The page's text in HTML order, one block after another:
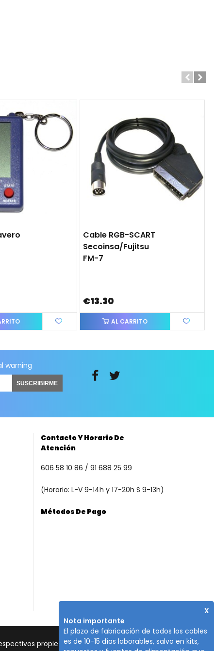
Cable RGB-SCART
Secoinsa/Fujitsu
FM-7
€13.30
AL CARRITO
warning
SUSCRIBIRME
Contacto Y Horario De
Atención
606 58 10 86 / 91 688 25 99
(Horario: L-V 9-14h y 17-20h S 9-13h)
Métodos De Pago
propietarios.
X
Nota importante
El plazo de fabricación de todos los cables
es de 10-15 días laborables, salvo en kits,